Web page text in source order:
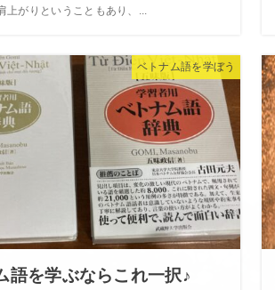
上がりということもあり、...
ベトナム語を学ぼう
語を学ぶならこれ一択♪